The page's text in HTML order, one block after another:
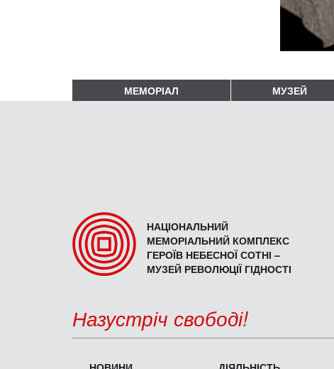
МЕМОРІАЛ МУЗЕЙ
НАЦІОНАЛЬНИЙ
МЕМОРІАЛЬНИЙ КОМПЛЕКС
ГЕРОЇВ НЕБЕСНОЇ СОТНІ –
МУЗЕЙ РЕВОЛЮЦІЇ ГІДНОСТІ
Назустріч свободі!